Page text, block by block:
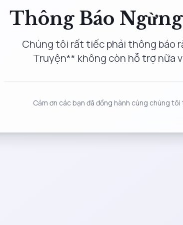
Thông Báo
Chúng tôi rất tiếc phải thông báo
Truyện** không còn hỗ trợ nữa
Cảm ơn các bạn đã đồng hành cùng chúng